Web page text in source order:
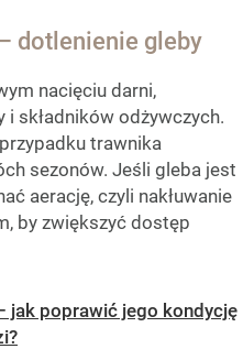
dotlenienie gleby
nacięciu darni,
i składników odżywczych.
trawnika
sezonów. Jeśli gleba jest
aerację, czyli nakłuwanie
by zwiększyć dostęp
jak poprawić jego kondycję